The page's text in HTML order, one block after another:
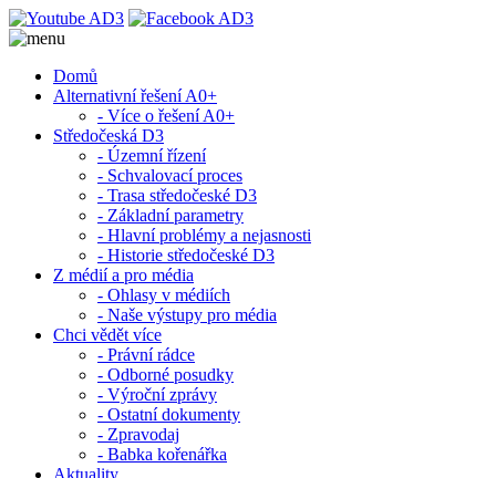
Domů
Alternativní řešení A0+
- Více o řešení A0+
Středočeská D3
- Územní řízení
- Schvalovací proces
- Trasa středočeské D3
- Základní parametry
- Hlavní problémy a nejasnosti
- Historie středočeské D3
Z médií a pro média
- Ohlasy v médiích
- Naše výstupy pro média
Chci vědět více
- Právní rádce
- Odborné posudky
- Výroční zprávy
- Ostatní dokumenty
- Zpravodaj
- Babka kořenářka
Aktuality